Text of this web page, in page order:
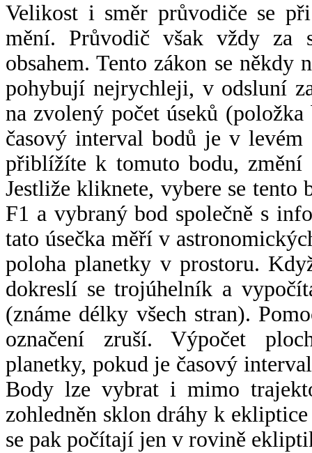
Velikost i směr průvodiče se
mění. Průvodič však vždy za
obsahem. Tento zákon se někdy
pohybují nejrychleji, v odsluní
na zvolený počet úseků
časový interval bodů je v
přiblížíte k tomuto bodu,
Jestliže kliknete, vybere se tento
F1 a vybraný bod společně s
tato úsečka měří v
poloha planetky v prostoru.
dokreslí se trojúhelník a
(známe délky všech stran).
označení zruší. Výpočet
planetky, pokud je časový
Body lze vybrat i mimo
zohledněn sklon dráhy k
se pak počítají jen v rovině